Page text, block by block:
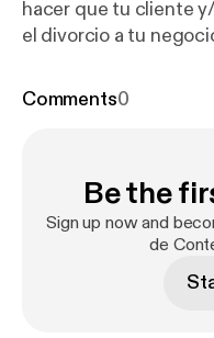
hacer que tu cliente
el divorcio a tu negocio. Recursos:
res-de-contenido
ps://
través-de-tu-
Para mas
https://
Comments0
Be the
Sign up now and
de